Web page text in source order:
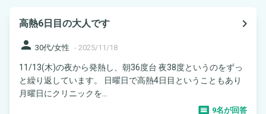
高熱6日目の大人です
navigate_next
person 30代/女性 - 2025/11/18
11/13(木)の夜から発熱し、朝36度台 夜38度というのをずっ
と繰り返しています。 日曜日で高熱4日目ということもあり
月曜日にクリニックを...
9名が回答